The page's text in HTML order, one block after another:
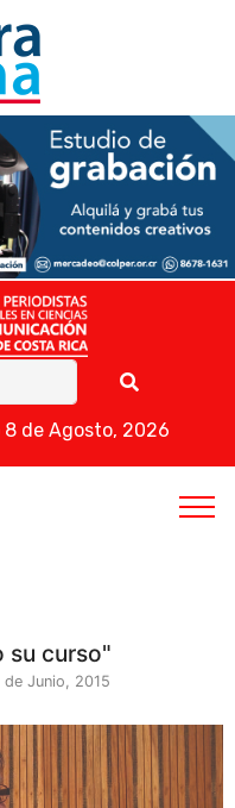
8 de Agosto, 2026
su curso"
de Junio, 2015